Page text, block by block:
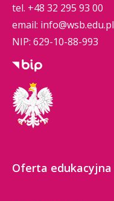
tel. +48 32 295 93 00
email: info@wsb.edu.pl
NIP: 629-10-88-993
Oferta edukacyjna